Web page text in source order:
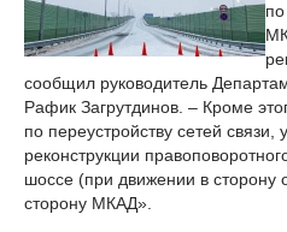
сообщил руководитель
Рафик Загрутдинов. – Кроме
по переустройству сетей связи,
реконструкции
шоссе (при движении в сторону
сторону МКАД».